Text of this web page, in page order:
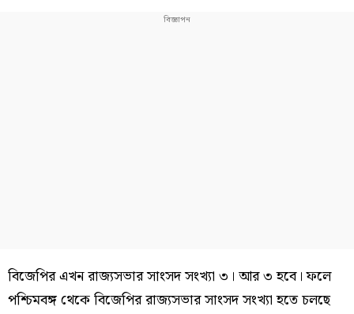
বিজেপির এখন রাজ্যসভার সাংসদ সংখ্যা ৩। আর ৩ হবে। ফলে
পশ্চিমবঙ্গ থেকে বিজেপির রাজ্যসভার সাংসদ সংখ্যা হতে চলছে